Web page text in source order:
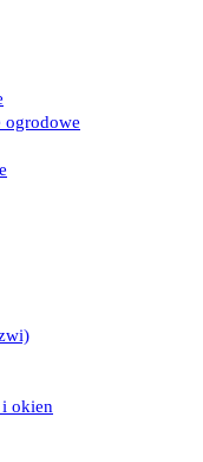
ogrodowe
okien